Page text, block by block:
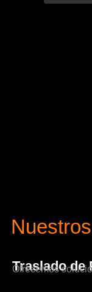
Traslado de
Ofrecemos